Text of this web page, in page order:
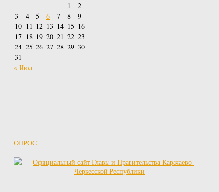
1
2
3
4 5 6 7 8
9
10 11 12 13 14 15 16
17 18 19 20 21 22 23
24 25 26 27 28 29 30
31
« Июл
ОПРОС